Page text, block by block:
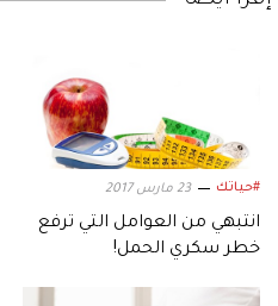
#حياتك 23 مارس 2017
انتبهي من العوامل التي ترفع
خطر سكري الحمل!